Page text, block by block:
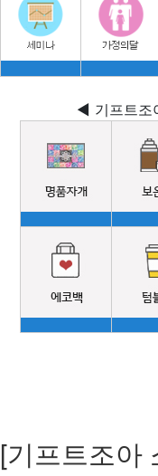
◀ 기프트조
[기프트조아